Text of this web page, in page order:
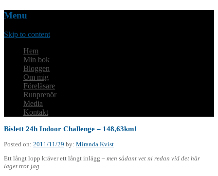
Menu
Skip to content
Hem
Min bok
Bloggen
Om mig
Föreläsare
Runprenör
Media
Kontakt
Bislett 24h Indoor Challenge – 148,63km!
Posted on: 2011/11/29 by: Miranda Kvist
Ett långt lopp kräver ett långt inlägg – men sådant vet ni redan vid det här
laget tror jag.